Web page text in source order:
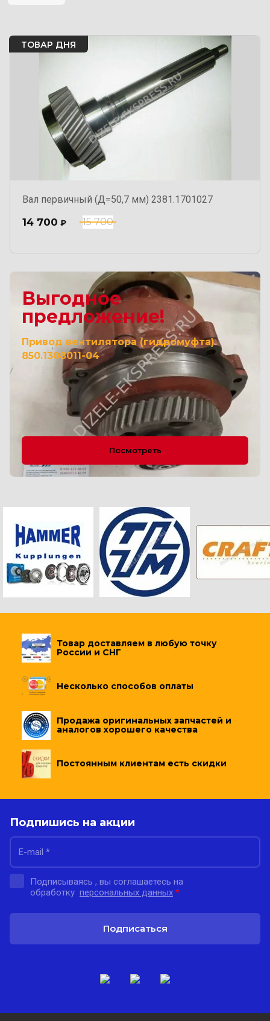
ТОВАР ДНЯ
Вал первичный (Д=50,7 мм) 2381.1701027
15 700
14 700 ₽
Выгодное
предложение!
Привод вентилятора (гидромуфта)
850.1308011-04
Посмотреть
Товар доставляем в любую точку
России и СНГ
Несколько способов оплаты
Продажа оригинальных запчастей и
аналогов хорошего качества
Постоянным клиентам есть скидки
Подпишись на акции
Подписываясь , вы соглашаетесь на
обработку персональных данных *
Подписаться